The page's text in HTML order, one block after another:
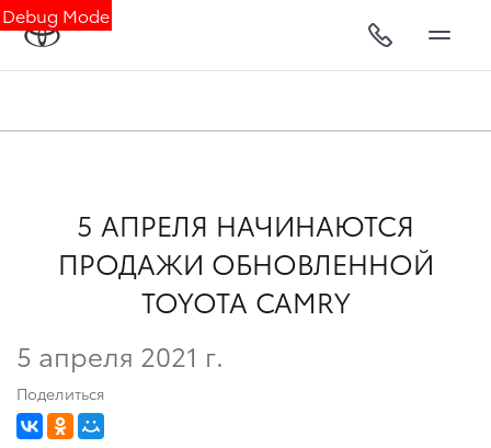
Debug Mode
5 АПРЕЛЯ НАЧИНАЮТСЯ
ПРОДАЖИ ОБНОВЛЕННОЙ
TOYOTA CAMRY
5 апреля 2021 г.
Поделиться